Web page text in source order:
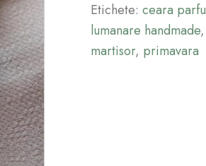
Etichete: ceara
lumanare handmade,
martisor, primavara